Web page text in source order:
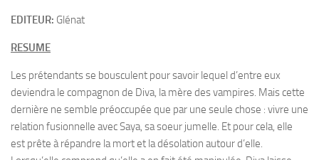
EDITEUR: Glénat
RESUME
Les prétendants se bousculent pour savoir lequel d’entre eux
deviendra le compagnon de Diva, la mère des vampires. Mais cette
dernière ne semble préoccupée que par une seule chose : vivre une
relation fusionnelle avec Saya, sa soeur jumelle. Et pour cela, elle
est prête à répandre la mort et la désolation autour d’elle.